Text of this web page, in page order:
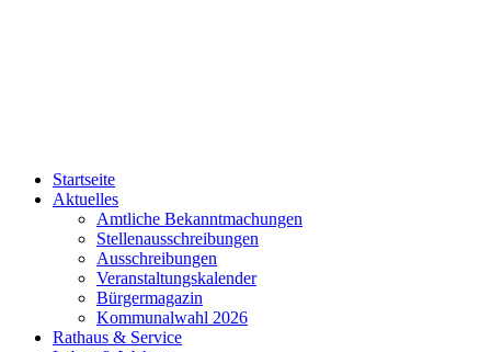
Startseite
Aktuelles
Amtliche Bekanntmachungen
Stellenausschreibungen
Ausschreibungen
Veranstaltungskalender
Bürgermagazin
Kommunalwahl 2026
Rathaus & Service